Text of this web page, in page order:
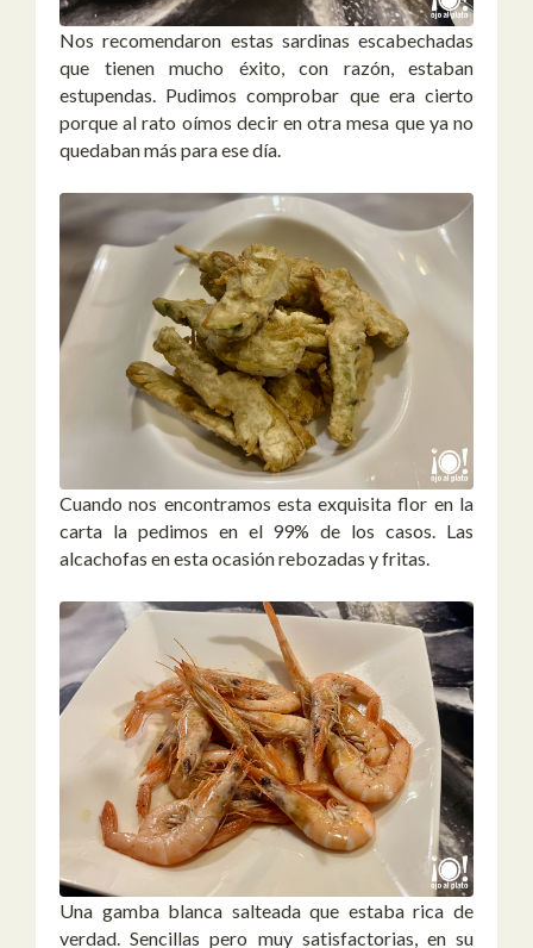
Nos recomendaron estas sardinas escabechadas
que tienen mucho éxito, con razón, estaban
estupendas. Pudimos comprobar que era cierto
porque al rato oímos decir en otra mesa que ya no
quedaban más para ese día.
Cuando nos encontramos esta exquisita flor en la
carta la pedimos en el 99% de los casos. Las
alcachofas en esta ocasión rebozadas y fritas.
Una gamba blanca salteada que estaba rica de
verdad. Sencillas pero muy satisfactorias, en su